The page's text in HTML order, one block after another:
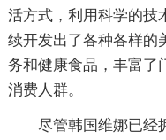
活方式，利用科学的技
续开发出了各种各样的
务和健康食品，丰富了
消费人群。
尽管韩国维娜已经